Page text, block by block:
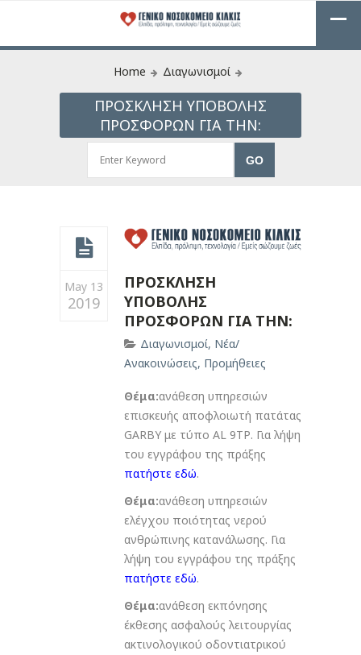
Home Διαγωνισμοί
ΠΡΟΣΚΛΗΣΗ ΥΠΟΒΟΛΗΣ
ΠΡΟΣΦΟΡΩΝ ΓΙΑ ΤΗΝ:
May 13
2019
ΠΡΟΣΚΛΗΣΗ
ΥΠΟΒΟΛΗΣ
ΠΡΟΣΦΟΡΩΝ ΓΙΑ ΤΗΝ:
Διαγωνισμοί, Νέα/
Ανακοινώσεις, Προμήθειες
Θέμα:ανάθεση υπηρεσιών
επισκευής αποφλοιωτή πατάτας
GARBY με τύπο AL 9ΤΡ. Για λήψη
του εγγράφου της πράξης
πατήστε εδώ.
Θέμα:ανάθεση υπηρεσιών
ελέγχου ποιότητας νερού
ανθρώπινης κατανάλωσης. Για
λήψη του εγγράφου της πράξης
πατήστε εδώ.
Θέμα:ανάθεση εκπόνησης
έκθεσης ασφαλούς λειτουργίας
ακτινολογικού οδοντιατρικού